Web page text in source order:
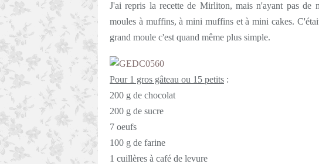
J'ai repris la recette de Mirliton, mais n'ayant pas de
moules à muffins, à mini muffins et à mini cakes.
grand moule c'est quand même plus simple.
Pour 1 gros gâteau ou 15 petits :
200 g de chocolat
200 g de sucre
7 oeufs
100 g de farine
1 cuillères à café de levure